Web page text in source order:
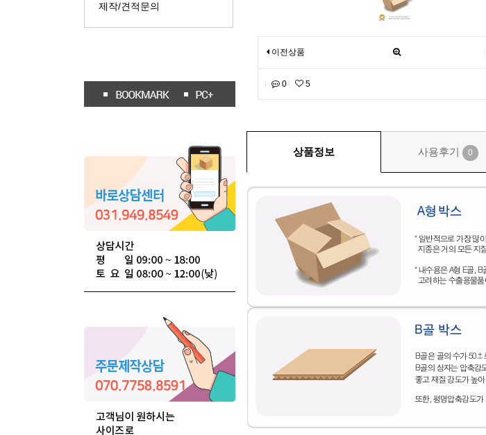
제작/견적문의
이전상품
0 5
상품정보 사용후기 0